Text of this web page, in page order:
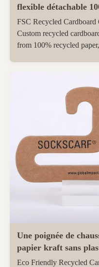
flexible détachable
recyclé
FSC Recycled Cardboard
Custom recycled
from 100% recycled
paper Color Customized
Multi-clothes hanger, baby
Une poignée de
papier kraft sans
Eco Friendly Recycled